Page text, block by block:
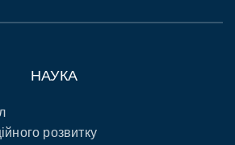
НАУКА
розвитку